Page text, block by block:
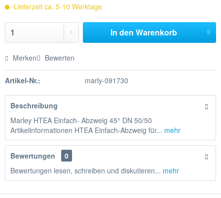
Lieferzeit ca. 5-10 Werktage
In den Warenkorb
Merken Bewerten
Artikel-Nr.: marly-091730
Beschreibung
Marley HTEA Einfach- Abzweig 45° DN 50/50
Artikelinformationen HTEA Einfach-Abzweig für... mehr
Bewertungen
0
Bewertungen lesen, schreiben und diskutieren... mehr